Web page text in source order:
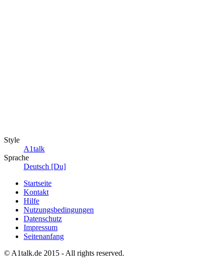
Style
A1talk
Sprache
Deutsch [Du]
Startseite
Kontakt
Hilfe
Nutzungsbedingungen
Datenschutz
Impressum
Seitenanfang
© A1talk.de 2015 - All rights reserved.